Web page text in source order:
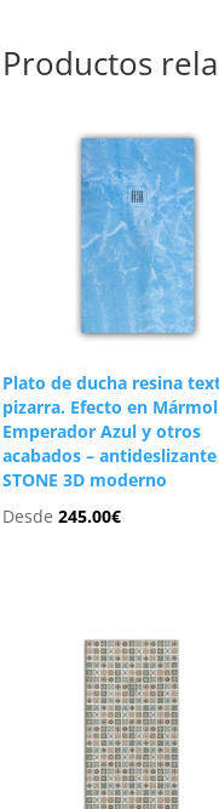
Productos
Plato de ducha resina
pizarra. Efecto en Mármol
Emperador Azul y otros
acabados – antideslizante
STONE 3D moderno
Desde245.00€